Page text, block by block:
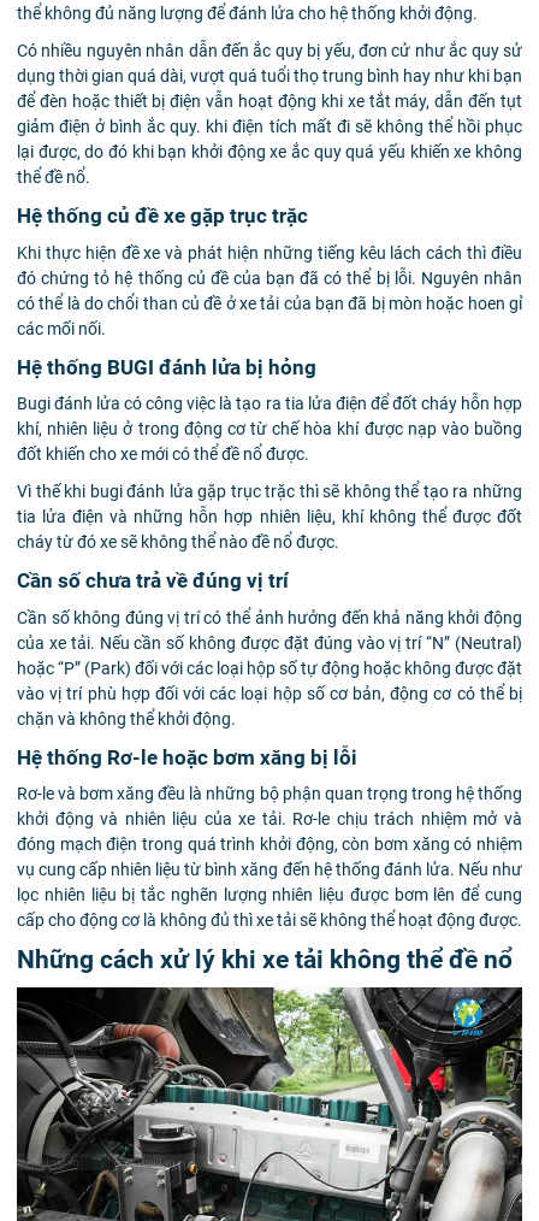
thể không đủ năng lượng để đánh lửa cho hệ thống khởi động.
Có nhiều nguyên nhân dẫn đến ắc quy bị yếu, đơn cử như ắc quy sử
dụng thời gian quá dài, vượt quá tuổi thọ trung bình hay như khi bạn
để đèn hoặc thiết bị điện vẫn hoạt động khi xe tắt máy, dẫn đến tụt
giảm điện ở bình ắc quy. khi điện tích mất đi sẽ không thể hồi phục
lại được, do đó khi bạn khởi động xe ắc quy quá yếu khiến xe không
thể đề nổ.
Hệ thống củ đề xe gặp trục trặc
Khi thực hiện đề xe và phát hiện những tiếng kêu lách cách thì điều
đó chứng tỏ hệ thống củ đề của bạn đã có thể bị lỗi. Nguyên nhân
có thể là do chổi than củ đề ở xe tải của bạn đã bị mòn hoặc hoen gỉ
các mối nối.
Hệ thống BUGI đánh lửa bị hỏng
Bugi đánh lửa có công việc là tạo ra tia lửa điện để đốt cháy hỗn hợp
khí, nhiên liệu ở trong động cơ từ chế hòa khí được nạp vào buồng
đốt khiến cho xe mới có thể đề nổ được.
Vì thế khi bugi đánh lửa gặp trục trặc thì sẽ không thể tạo ra những
tia lửa điện và những hỗn hợp nhiên liệu, khí không thể được đốt
cháy từ đó xe sẽ không thể nào đề nổ được.
Cần số chưa trả về đúng vị trí
Cần số không đúng vị trí có thể ảnh hưởng đến khả năng khởi động
của xe tải. Nếu cần số không được đặt đúng vào vị trí “N” (Neutral)
hoặc “P” (Park) đối với các loại hộp số tự động hoặc không được đặt
vào vị trí phù hợp đối với các loại hộp số cơ bản, động cơ có thể bị
chặn và không thể khởi động.
Hệ thống Rơ-le hoặc bơm xăng bị lỗi
Rơ-le và bơm xăng đều là những bộ phận quan trọng trong hệ thống
khởi động và nhiên liệu của xe tải. Rơ-le chịu trách nhiệm mở và
đóng mạch điện trong quá trình khởi động, còn bơm xăng có nhiệm
vụ cung cấp nhiên liệu từ bình xăng đến hệ thống đánh lửa. Nếu như
lọc nhiên liệu bị tắc nghẽn lượng nhiên liệu được bơm lên để cung
cấp cho động cơ là không đủ thì xe tải sẽ không thể hoạt động được.
Những cách xử lý khi xe tải không thể đề nổ